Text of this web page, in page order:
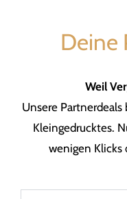
Deine
Weil
Unsere
Kleingedrucktes.
wenigen Klicks